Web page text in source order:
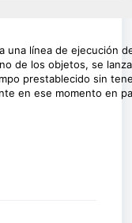
una línea de ejecución
de los objetos, se
prestablecido sin
en ese momento en